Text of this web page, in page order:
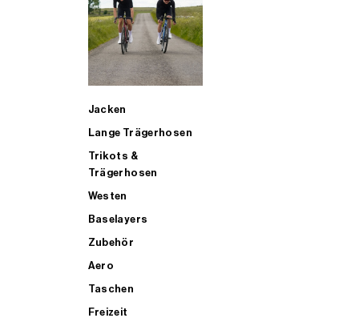
Jacken
Lange Trägerhosen
Trikots &
Trägerhosen
Westen
Baselayers
Zubehör
Aero
Taschen
Freizeit
ALLE TRIATHLONARTIKEL FÜR MÄNNER KAUFEN